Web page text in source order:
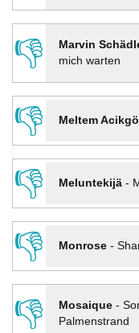
👎 Marvin
mich warten
👎
Meltem
👎
Meluntekijä-
👎
Monrose-
👎
Mosaique-
Palmenstrand